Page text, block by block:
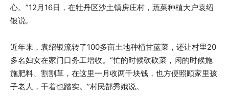
心。”12月16日，在牡丹区沙土镇房庄村，蔬菜种植大户袁绍
银说。
近年来，袁绍银流转了100多亩土地种植甘蓝菜，还让村里20
多名妇女在家门口务工增收。“忙的时候砍砍菜，闲的时候施
施肥料、割割草，在这里一月收两千块钱，也方便照顾家里孩
子老人，干着也踏实。”村民郜秀娥说。